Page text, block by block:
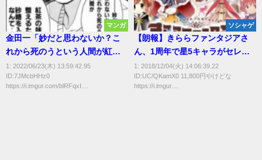
マンガ
金田一「妙だと思わないか？こ
れから死のうという人間が紅茶
の味を整えるため砂糖を入れる
なんて」
1: 2022/06/23(木) 13:59:42.95
ID:7JMcbHHz0
https://i.imgur.com/blRFqxI....
ソシャゲ
【朗報】きららファンタジアさ
ん、1周年で星5キャラがセレク
トできるチケットを販売
1: 2018/12/04(火) 14:06:39.22
ID:UC/QKamX0 11,800円やけどな
https://i.imgur....